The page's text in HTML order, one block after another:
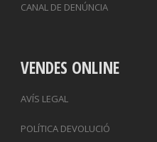
CANAL DE DENÚNCIA
VENDES ONLINE
AVÍS LEGAL
POLÍTICA DEVOLUCIÓ